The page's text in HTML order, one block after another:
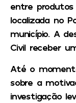
entre
localizada no
município. A
Civil receber
Até o
sobre a
investigação